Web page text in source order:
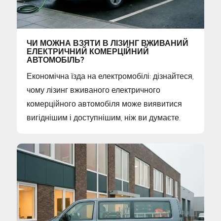
ЧИ МОЖНА ВЗЯТИ В ЛІЗИНГ ВЖИВАНИЙ
ЕЛЕКТРИЧНИЙ КОМЕРЦІЙНИЙ
АВТОМОБІЛЬ?
Економічна їзда на електромобілі: дізнайтеся,
чому лізинг вживаного електричного
комерційного автомобіля може виявитися
вигіднішим і доступнішим, ніж ви думаєте.